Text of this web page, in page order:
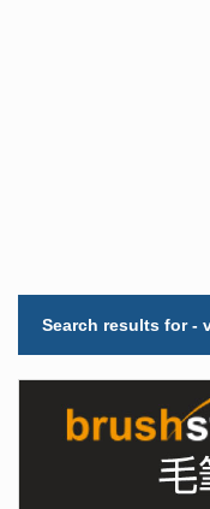
Search results for -